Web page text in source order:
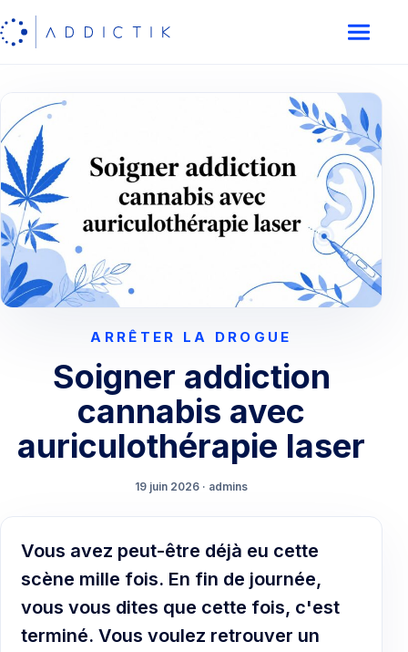
ARRÊTER LA DROGUE
Soigner addiction
cannabis avec
auriculothérapie laser
19 juin 2026 · admins
Vous avez peut-être déjà eu cette
scène mille fois. En fin de journée,
vous vous dites que cette fois, c'est
terminé. Vous voulez retrouver un